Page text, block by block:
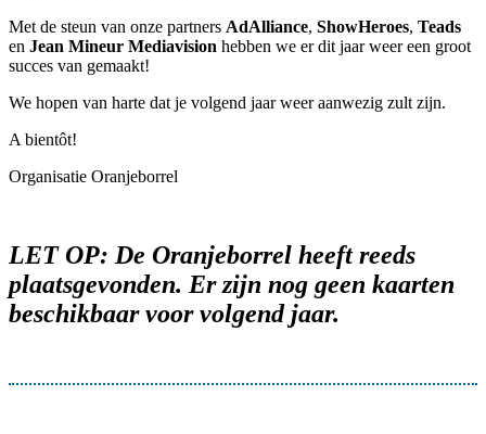
Met de steun van onze partners AdAlliance, ShowHeroes, Teads
en Jean Mineur Mediavision hebben we er dit jaar weer een groot
succes van gemaakt!
We hopen van harte dat je volgend jaar weer aanwezig zult zijn.
A bientôt!
Organisatie Oranjeborrel
LET OP: De Oranjeborrel heeft reeds
plaatsgevonden. Er zijn nog geen kaarten
beschikbaar voor volgend jaar.